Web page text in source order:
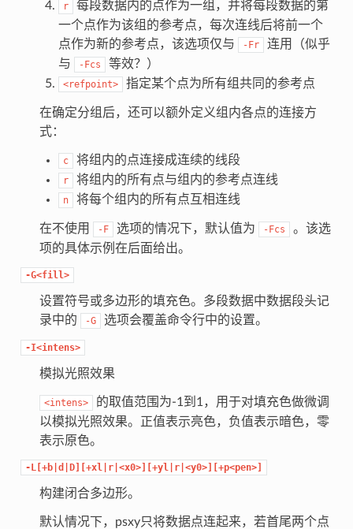
r
每段数据内的点作为一组，并将每段数据的第
一个点作为该组的参考点，每次连线后将前一个
点作为新的参考点，该选项仅与
-Fr
连用（似乎
与
-Fcs 等效？）
<refpoint> 指定某个点为所有组共同的参考点
在确定分组后，还可以额外定义组内各点的连接方
式：
c 将组内的点连接成连续的线段
r 将组内的所有点与组内的参考点连线
n 将每个组内的所有点互相连线
在不使用 -F 选项的情况下，默认值为 -Fcs
。该选
项的具体示例在后面给出。
-G<fill>
设置符号或多边形的填充色。多段数据中数据段头记
录中的
-G 选项会覆盖命令行中的设置。
-I<intens>
模拟光照效果
<intens>
的取值范围为-1到1，用于对填充色做微调
以模拟光照效果。正值表示亮色，负值表示暗色，零
表示原色。
-L[+b|d|D][+xl|r|<x0>][+yl|r|<y0>][+p<pen>]
构建闭合多边形。
默认情况下，psxy只将数据点连起来，若首尾两个点